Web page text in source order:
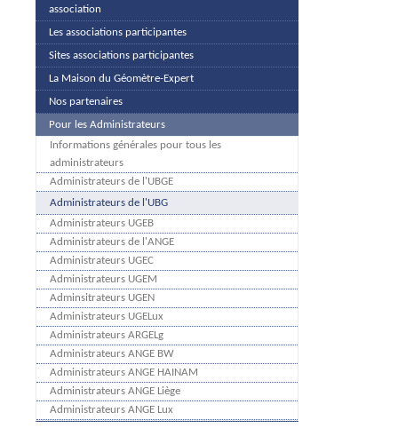
association
Les associations participantes
Sites associations participantes
La Maison du Géomètre-Expert
Nos partenaires
Pour les Administrateurs
Informations générales pour tous les
administrateurs
Administrateurs de l'UBGE
Administrateurs de l'UBG
Administrateurs UGEB
Administrateurs de l'ANGE
Administrateurs UGEC
Administrateurs UGEM
Adminsitrateurs UGEN
Administrateurs UGELux
Administrateurs ARGELg
Administrateurs ANGE BW
Administrateurs ANGE HAINAM
Administrateurs ANGE Liège
Administrateurs ANGE Lux